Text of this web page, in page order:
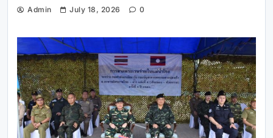
Admin July 18, 2026 0